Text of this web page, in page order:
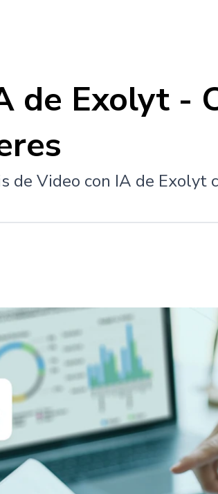
de Exolyt -
Video con IA de Exolyt